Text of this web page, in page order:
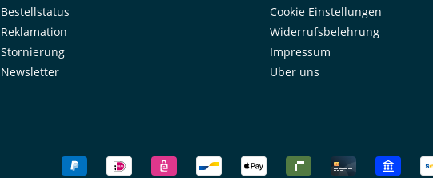
Bestellstatus
Reklamation
Stornierung
Newsletter
Cookie Einstellungen
Widerrufsbelehrung
Impressum
Über uns